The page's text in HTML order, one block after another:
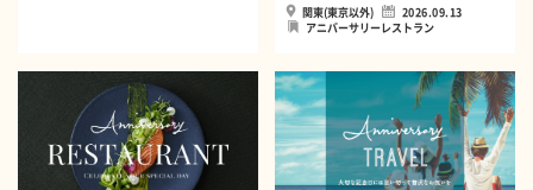
関東(東京以外)
2026.09.13
アニバーサリーレストラン